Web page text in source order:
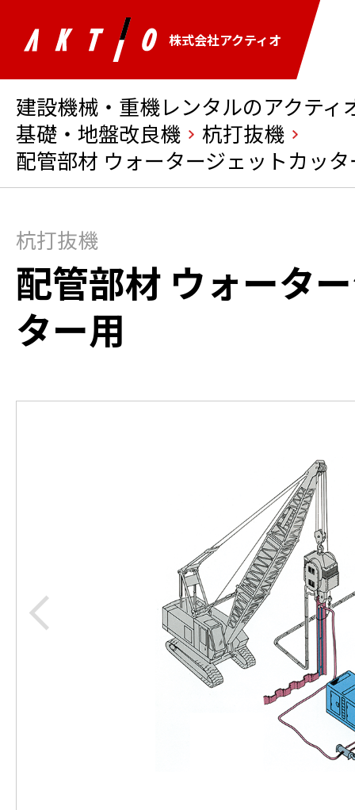
株式会社アクティオ
建設機械・重機レンタルのアクティ
基礎・地盤改良機
杭打抜機
配管部材 ウォータージェットカッ
杭打抜機
配管部材 ウォータ
ター用